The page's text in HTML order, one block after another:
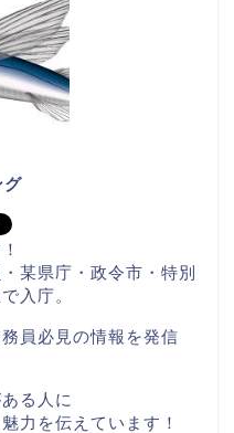
グ
某県庁・政令市・特別
入庁。
員必見の情報を発信
る人に
力を伝えています！